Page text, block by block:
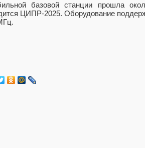
базовой станции прошла
ЦИПР-2025. Оборудование